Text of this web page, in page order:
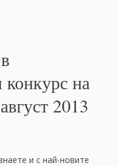
конкурс на
2013
и с най-новите